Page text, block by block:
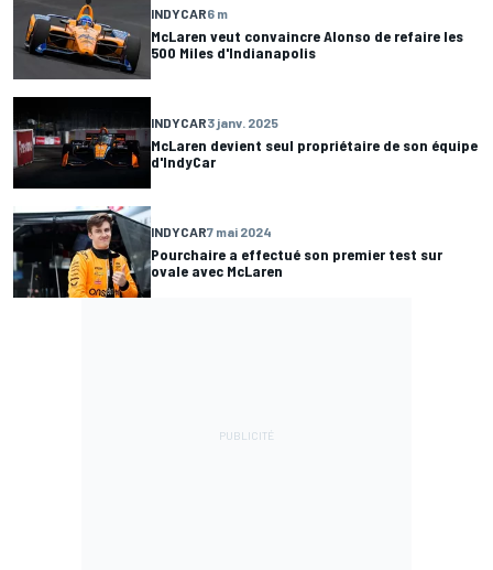
INDYCAR6 m
McLaren veut convaincre Alonso de refaire les
500 Miles d'Indianapolis
INDYCAR3 janv. 2025
McLaren devient seul propriétaire de son équipe
d'IndyCar
INDYCAR7 mai 2024
Pourchaire a effectué son premier test sur
ovale avec McLaren